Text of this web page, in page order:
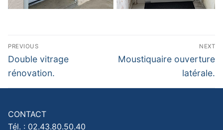
Navigation
de
l’article
PREVIOUS
Previous
post:
Double vitrage
rénovation.
NEXT
Next
Moustiquaire ouverture
latérale.
CONTACT
Tél. : 02.43.80.50.40